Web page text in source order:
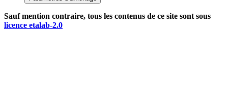
Sauf mention contraire, tous les contenus de ce site sont sous
licence etalab-2.0